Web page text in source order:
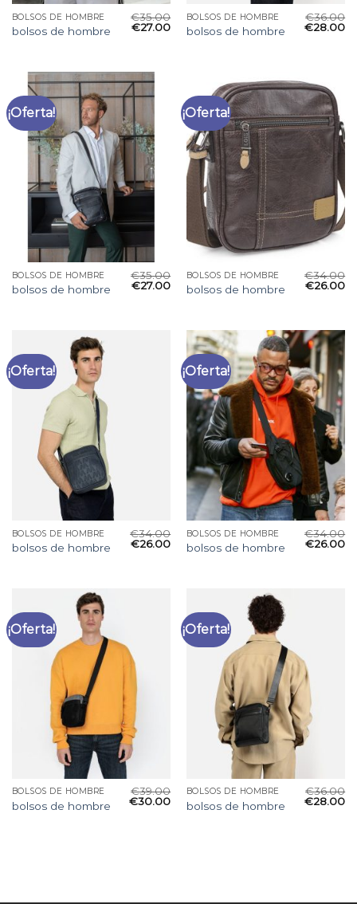
BOLSOS DE HOMBRE
bolsos de hombre
€35.00
€27.00
BOLSOS DE HOMBRE
bolsos de hombre
€36.00
€28.00
¡Oferta!
BOLSOS DE HOMBRE
bolsos de hombre
€35.00
€27.00
¡Oferta!
BOLSOS DE HOMBRE
bolsos de hombre
€34.00
€26.00
¡Oferta!
BOLSOS DE HOMBRE
bolsos de hombre
€34.00
€26.00
¡Oferta!
BOLSOS DE HOMBRE
bolsos de hombre
€34.00
€26.00
¡Oferta!
BOLSOS DE HOMBRE
bolsos de hombre
€39.00
€30.00
¡Oferta!
BOLSOS DE HOMBRE
bolsos de hombre
€36.00
€28.00